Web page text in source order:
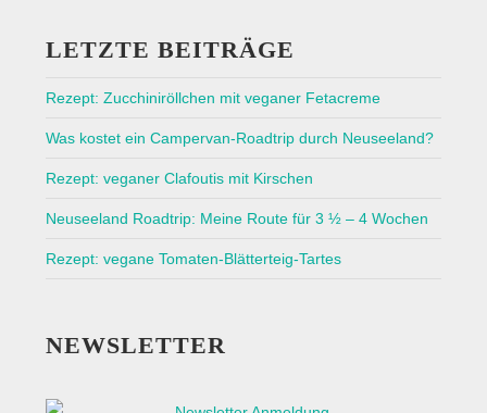
LETZTE BEITRÄGE
Rezept: Zucchiniröllchen mit veganer Fetacreme
Was kostet ein Campervan-Roadtrip durch Neuseeland?
Rezept: veganer Clafoutis mit Kirschen
Neuseeland Roadtrip: Meine Route für 3 ½ – 4 Wochen
Rezept: vegane Tomaten-Blätterteig-Tartes
NEWSLETTER